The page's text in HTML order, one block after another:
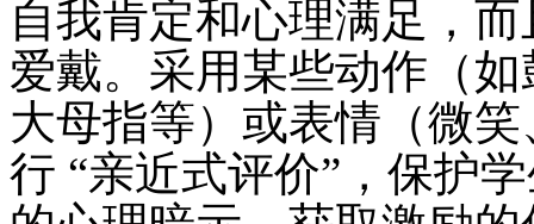
自我肯定和心理满足，
爱戴。采用某些动作（
大母指等）或表情（微
行 “亲近式评价”，保护